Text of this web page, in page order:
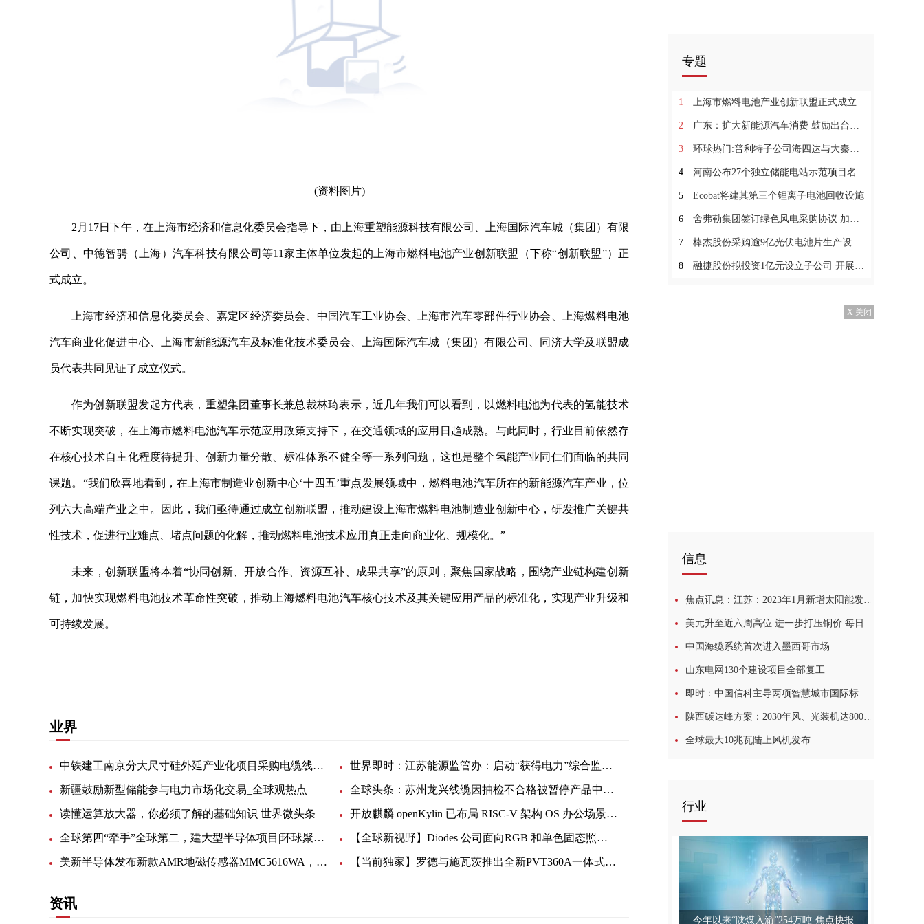
(资料图片)
2月17日下午，在上海市经济和信息化委员会指导下，由上海重塑能源科技有限公司、上海国际汽车城（集团）有限
公司、中德智骋（上海）汽车科技有限公司等11家主体单位发起的上海市燃料电池产业创新联盟（下称“创新联盟”）正
式成立。
上海市经济和信息化委员会、嘉定区经济委员会、中国汽车工业协会、上海市汽车零部件行业协会、上海燃料电池
汽车商业化促进中心、上海市新能源汽车及标准化技术委员会、上海国际汽车城（集团）有限公司、同济大学及联盟成
员代表共同见证了成立仪式。
作为创新联盟发起方代表，重塑集团董事长兼总裁林琦表示，近几年我们可以看到，以燃料电池为代表的氢能技术
不断实现突破，在上海市燃料电池汽车示范应用政策支持下，在交通领域的应用日趋成熟。与此同时，行业目前依然存
在核心技术自主化程度待提升、创新力量分散、标准体系不健全等一系列问题，这也是整个氢能产业同仁们面临的共同
课题。“我们欣喜地看到，在上海市制造业创新中心‘十四五’重点发展领域中，燃料电池汽车所在的新能源汽车产业，位
列六大高端产业之中。因此，我们亟待通过成立创新联盟，推动建设上海市燃料电池制造业创新中心，研发推广关键共
性技术，促进行业难点、堵点问题的化解，推动燃料电池技术应用真正走向商业化、规模化。”
未来，创新联盟将本着“协同创新、开放合作、资源互补、成果共享”的原则，聚焦国家战略，围绕产业链构建创新
链，加快实现燃料电池技术革命性突破，推动上海燃料电池汽车核心技术及其关键应用产品的标准化，实现产业升级和
可持续发展。
业界
中铁建工南京分大尺寸硅外延产业化项目采购电缆线一批 世界即时：江苏能源监管办：启动“获得电力”综合监管问题整改复查工作
新疆鼓励新型储能参与电力市场化交易_全球观热点 全球头条：苏州龙兴线缆因抽检不合格被暂停产品中标资格6个月
读懂运算放大器，你必须了解的基础知识 世界微头条 开放麒麟 openKylin 已布局 RISC-V 架构 OS 办公场景生态：迁移适配开源应用_全球观焦点
全球第四“牵手”全球第二，建大型半导体项目|环球聚看点 【全球新视野】Diodes 公司面向RGB 和单色固态照明LED推出双数字接口、多通道 LED 驱动器
美新半导体发布新款AMR地磁传感器MMC5616WA，全新升级，满足丰富的应用场景-环球热文 【当前独家】罗德与施瓦茨推出全新PVT360A一体式解决方案，适用于FR1基站、小基站和射频元器件的表征和生产测试
资讯
专题
1 上海市燃料电池产业创新联盟正式成立
2 广东：扩大新能源汽车消费 鼓励出台新能源汽车下乡支持政策 环球热头条
3 环球热门:普利特子公司海四达与大秦新能源共同打造一款超具性价比的低成本电芯
4 河南公布27个独立储能电站示范项目名单_世界速看
5 Ecobat将建其第三个锂离子电池回收设施
6 舍弗勒集团签订绿色风电采购协议 加速能源转型
7 棒杰股份采购逾9亿光伏电池片生产设备_每日聚焦
8 融捷股份拟投资1亿元设立子公司 开展电池正负极材料业务
X 关闭
信息
焦点讯息：江苏：2023年1月新增太阳能发电1.29GW
美元升至近六周高位 进一步打压铜价 每日视点
中国海缆系统首次进入墨西哥市场
山东电网130个建设项目全部复工
即时：中国信科主导两项智慧城市国际标准获ITU-T审议通过
陕西碳达峰方案：2030年风、光装机达8000万千瓦以上
全球最大10兆瓦陆上风机发布
行业
今年以来“陕煤入渝”254万吨-焦点快报